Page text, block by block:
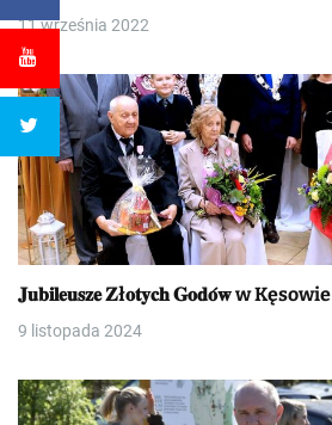
11 września 2022
𝐉𝐮𝐛𝐢𝐥𝐞𝐮𝐬𝐳𝐞 𝐙ł𝐨𝐭𝐲𝐜𝐡 𝐆𝐨𝐝𝐨́𝐰 w Kęsowie
9 listopada 2024